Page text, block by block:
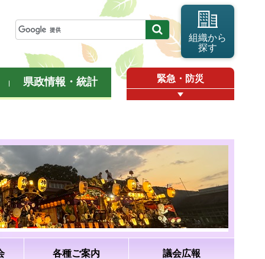
組織から
探す
県政情報・統計 緊急・防災
各種ご案内 議会広報